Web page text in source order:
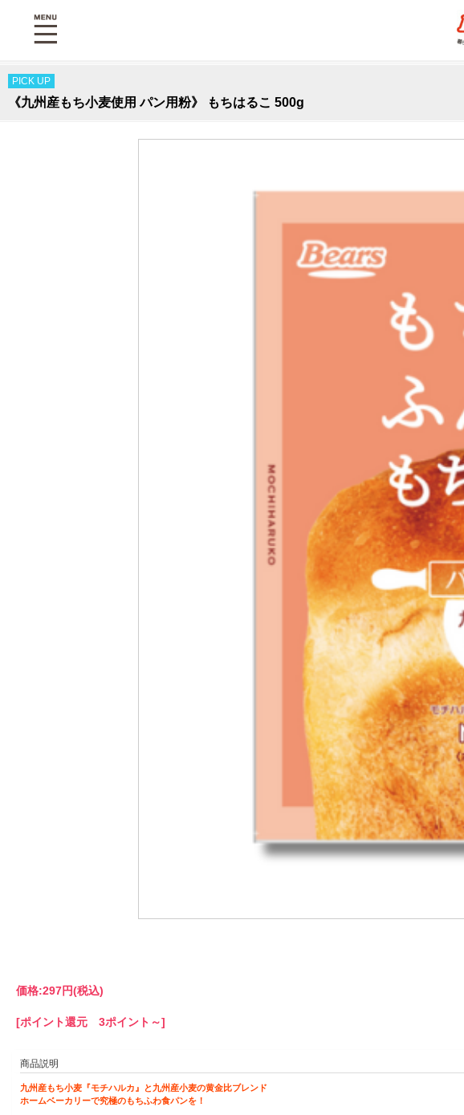
PICK UP
《九州産もち小麦使用 パン用粉》 もちはるこ 500g
価格:297円(税込)
[ポイント還元 3ポイント～]
商品説明
九州産もち小麦『モチハルカ』と九州産小麦の黄金比ブレンド
ホームベーカリーで究極のもちふわ食パンを！